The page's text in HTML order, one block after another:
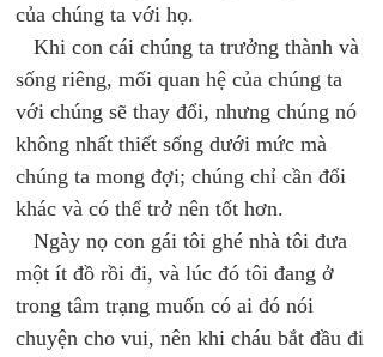
của chúng ta với họ.
Khi con cái chúng ta trưởng thành và
sống riêng, mối quan hệ của chúng ta
với chúng sẽ thay đổi, nhưng chúng nó
không nhất thiết sống dưới mức mà
chúng ta mong đợi; chúng chỉ cần đổi
khác và có thể trở nên tốt hơn.
Ngày nọ con gái tôi ghé nhà tôi đưa
một ít đồ rồi đi, và lúc đó tôi đang ở
trong tâm trạng muốn có ai đó nói
chuyện cho vui, nên khi cháu bắt đầu đi